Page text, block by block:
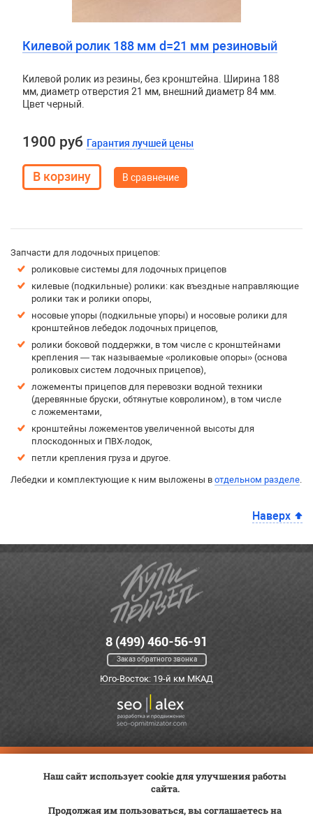
Килевой ролик 188 мм d=21 мм резиновый
Килевой ролик из резины, без кронштейна. Ширина 188
мм, диаметр отверстия 21 мм, внешний диаметр 84 мм.
Цвет черный.
1900 руб Гарантия лучшей цены
В сравнение
Запчасти для лодочных прицепов:
роликовые системы для лодочных прицепов
килевые (подкильные) ролики: как въездные направляющие
ролики так и ролики опоры,
носовые упоры (подкильные упоры) и носовые ролики для
кронштейнов лебедок лодочных прицепов,
ролики боковой поддержки, в том числе с кронштейнами
крепления — так называемые «роликовые опоры» (основа
роликовых систем лодочных прицепов),
ложементы прицепов для перевозки водной техники
(деревянные бруски, обтянутые ковролином), в том числе
с ложементами,
кронштейны ложементов увеличенной высоты для
плоскодонных и ПВХ-лодок,
петли крепления груза и другое.
Лебедки и комплектующие к ним выложены в отдельном разделе.
Наверх
8 (499) 460-56-91
Заказ обратного звонка
Юго-Восток: 19-й км МКАД
Сервис
Контакты
Наш сайт использует cookie для улучшения работы
сайта.
Продолжая им пользоваться, вы соглашаетесь на